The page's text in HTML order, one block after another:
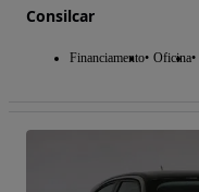
Consilcar
Financiamento Oficina